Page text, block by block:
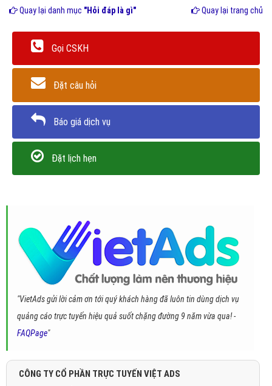
Quay lại danh mục "Hỏi đáp là gì" Quay lại trang chủ
Gọi CSKH
Đặt câu hỏi
Báo giá dịch vụ
Đặt lịch hẹn
"VietAds gửi lời cảm ơn tới quý khách hàng đã luôn tin dùng dịch vụ
quảng cáo trực tuyến hiệu quả suốt chặng đường 9 năm vừa qua! -
FAQPage"
CÔNG TY CỔ PHẦN TRỰC TUYẾN VIỆT ADS